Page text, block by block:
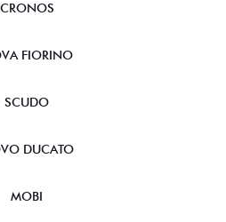
CRONOS
FIORINO
SCUDO
DUCATO
MOBI